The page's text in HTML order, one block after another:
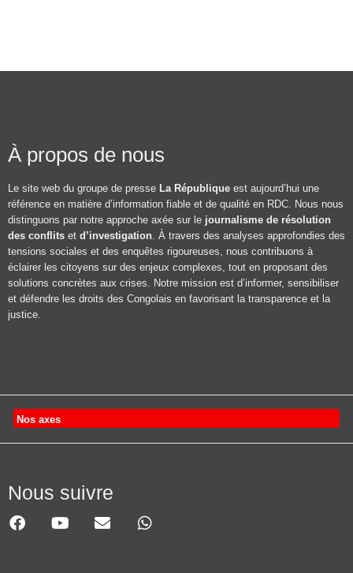
À propos de nous
Le site web du groupe de presse La République est aujourd’hui une
référence en matière d’information fiable et de qualité en RDC. Nous nous
distinguons par notre approche axée sur le journalisme de résolution
des conflits et d’investigation. À travers des analyses approfondies des
tensions sociales et des enquêtes rigoureuses, nous contribuons à
éclairer les citoyens sur des enjeux complexes, tout en proposant des
solutions concrètes aux crises. Notre mission est d’informer, sensibiliser
et défendre les droits des Congolais en favorisant la transparence et la
justice.
Nos axes
Nous suivre